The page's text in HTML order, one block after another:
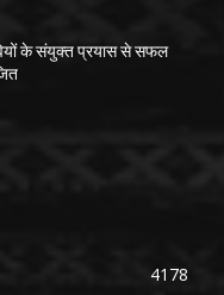
के संयुक्त प्रयास से सफल
4178